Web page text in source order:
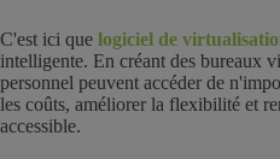
C'est ici que logiciel de
intelligente. En créant des bureaux
personnel peuvent accéder de
les coûts, améliorer la flexibilité et
accessible.